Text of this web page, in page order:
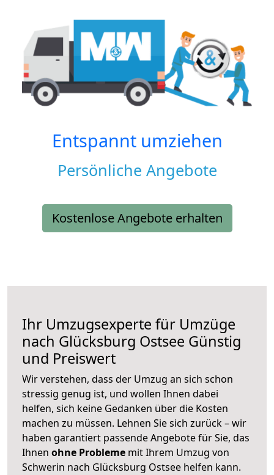
Entspannt umziehen
Persönliche Angebote
Kostenlose Angebote erhalten
Ihr Umzugsexperte für Umzüge
nach Glücksburg Ostsee Günstig
und Preiswert
Wir verstehen, dass der Umzug an sich schon
stressig genug ist, und wollen Ihnen dabei
helfen, sich keine Gedanken über die Kosten
machen zu müssen. Lehnen Sie sich zurück – wir
haben garantiert passende Angebote für Sie, das
Ihnen ohne Probleme mit Ihrem Umzug von
Schwerin nach Glücksburg Ostsee helfen kann.